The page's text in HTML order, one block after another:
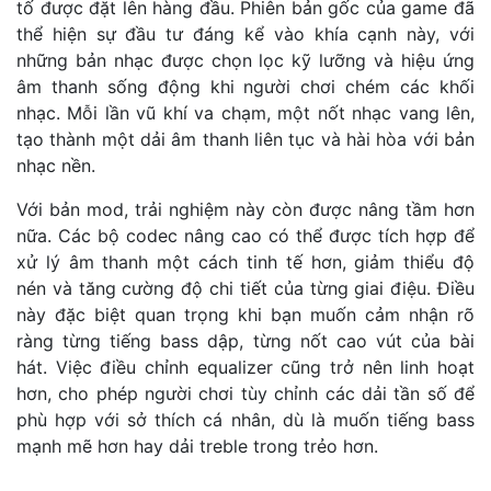
tố được đặt lên hàng đầu. Phiên bản gốc của game đã
thể hiện sự đầu tư đáng kể vào khía cạnh này, với
những bản nhạc được chọn lọc kỹ lưỡng và hiệu ứng
âm thanh sống động khi người chơi chém các khối
nhạc. Mỗi lần vũ khí va chạm, một nốt nhạc vang lên,
tạo thành một dải âm thanh liên tục và hài hòa với bản
nhạc nền.
Với bản mod, trải nghiệm này còn được nâng tầm hơn
nữa. Các bộ codec nâng cao có thể được tích hợp để
xử lý âm thanh một cách tinh tế hơn, giảm thiểu độ
nén và tăng cường độ chi tiết của từng giai điệu. Điều
này đặc biệt quan trọng khi bạn muốn cảm nhận rõ
ràng từng tiếng bass dập, từng nốt cao vút của bài
hát. Việc điều chỉnh equalizer cũng trở nên linh hoạt
hơn, cho phép người chơi tùy chỉnh các dải tần số để
phù hợp với sở thích cá nhân, dù là muốn tiếng bass
mạnh mẽ hơn hay dải treble trong trẻo hơn.